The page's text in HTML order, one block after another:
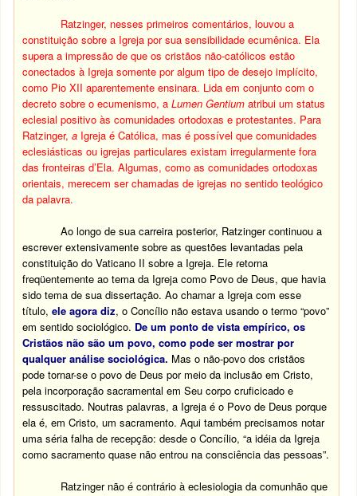
Ratzinger, nesses primeiros comentários, louvou a
constituição sobre a Igreja por sua sensibilidade ecumênica. Ela
supera a impressão de que os cristãos não-católicos estão
conectados à Igreja somente por algum tipo de desejo implícito,
como Pio XII aparentemente ensinara. Lida em conjunto com o
decreto sobre o ecumenismo, aLumen Gentiumatribui um status
eclesial positivo às comunidades ortodoxas e protestantes. Para
Ratzinger,a Igreja é Católica, mas é possível que comunidades
eclesiásticas ou igrejas particulares existam irregularmente fora
das fronteiras d’Ela. Algumas, como as comunidades ortodoxas
orientais, merecem ser chamadas de igrejas no sentido teológico
da palavra.
Ao longo de sua carreira posterior, Ratzinger continuou a
escrever extensivamente sobre as questões levantadas pela
constituição do Vaticano II sobre a Igreja. Ele retorna
freqüentemente ao tema da Igreja como Povo de Deus, que havia
sido tema de sua dissertação. Ao chamar a Igreja com esse
título,ele agora diz, o Concílio não estava usando o termo “povo”
em sentido sociológico. De um ponto de vista empírico, os
Cristãos não são um povo, como pode ser mostrar por
qualquer análise sociológica. Mas o não-povo dos cristãos
pode tornar-se o povo de Deus por meio da inclusão em Cristo,
pela incorporação sacramental em Seu corpo cruficicado e
ressuscitado. Noutras palavras, a Igreja é o Povo de Deus porque
ela é, em Cristo, um sacramento. Aqui também precisamos notar
uma séria falha de recepção: desde o Concílio, “a idéia da Igreja
como sacramento quase não entrou na consciência das pessoas”.
Ratzinger não é contrário à eclesiologia da comunhão que